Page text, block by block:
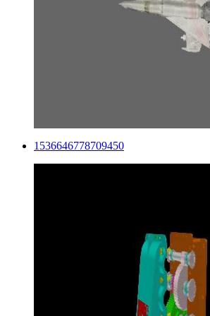
1536646778709450